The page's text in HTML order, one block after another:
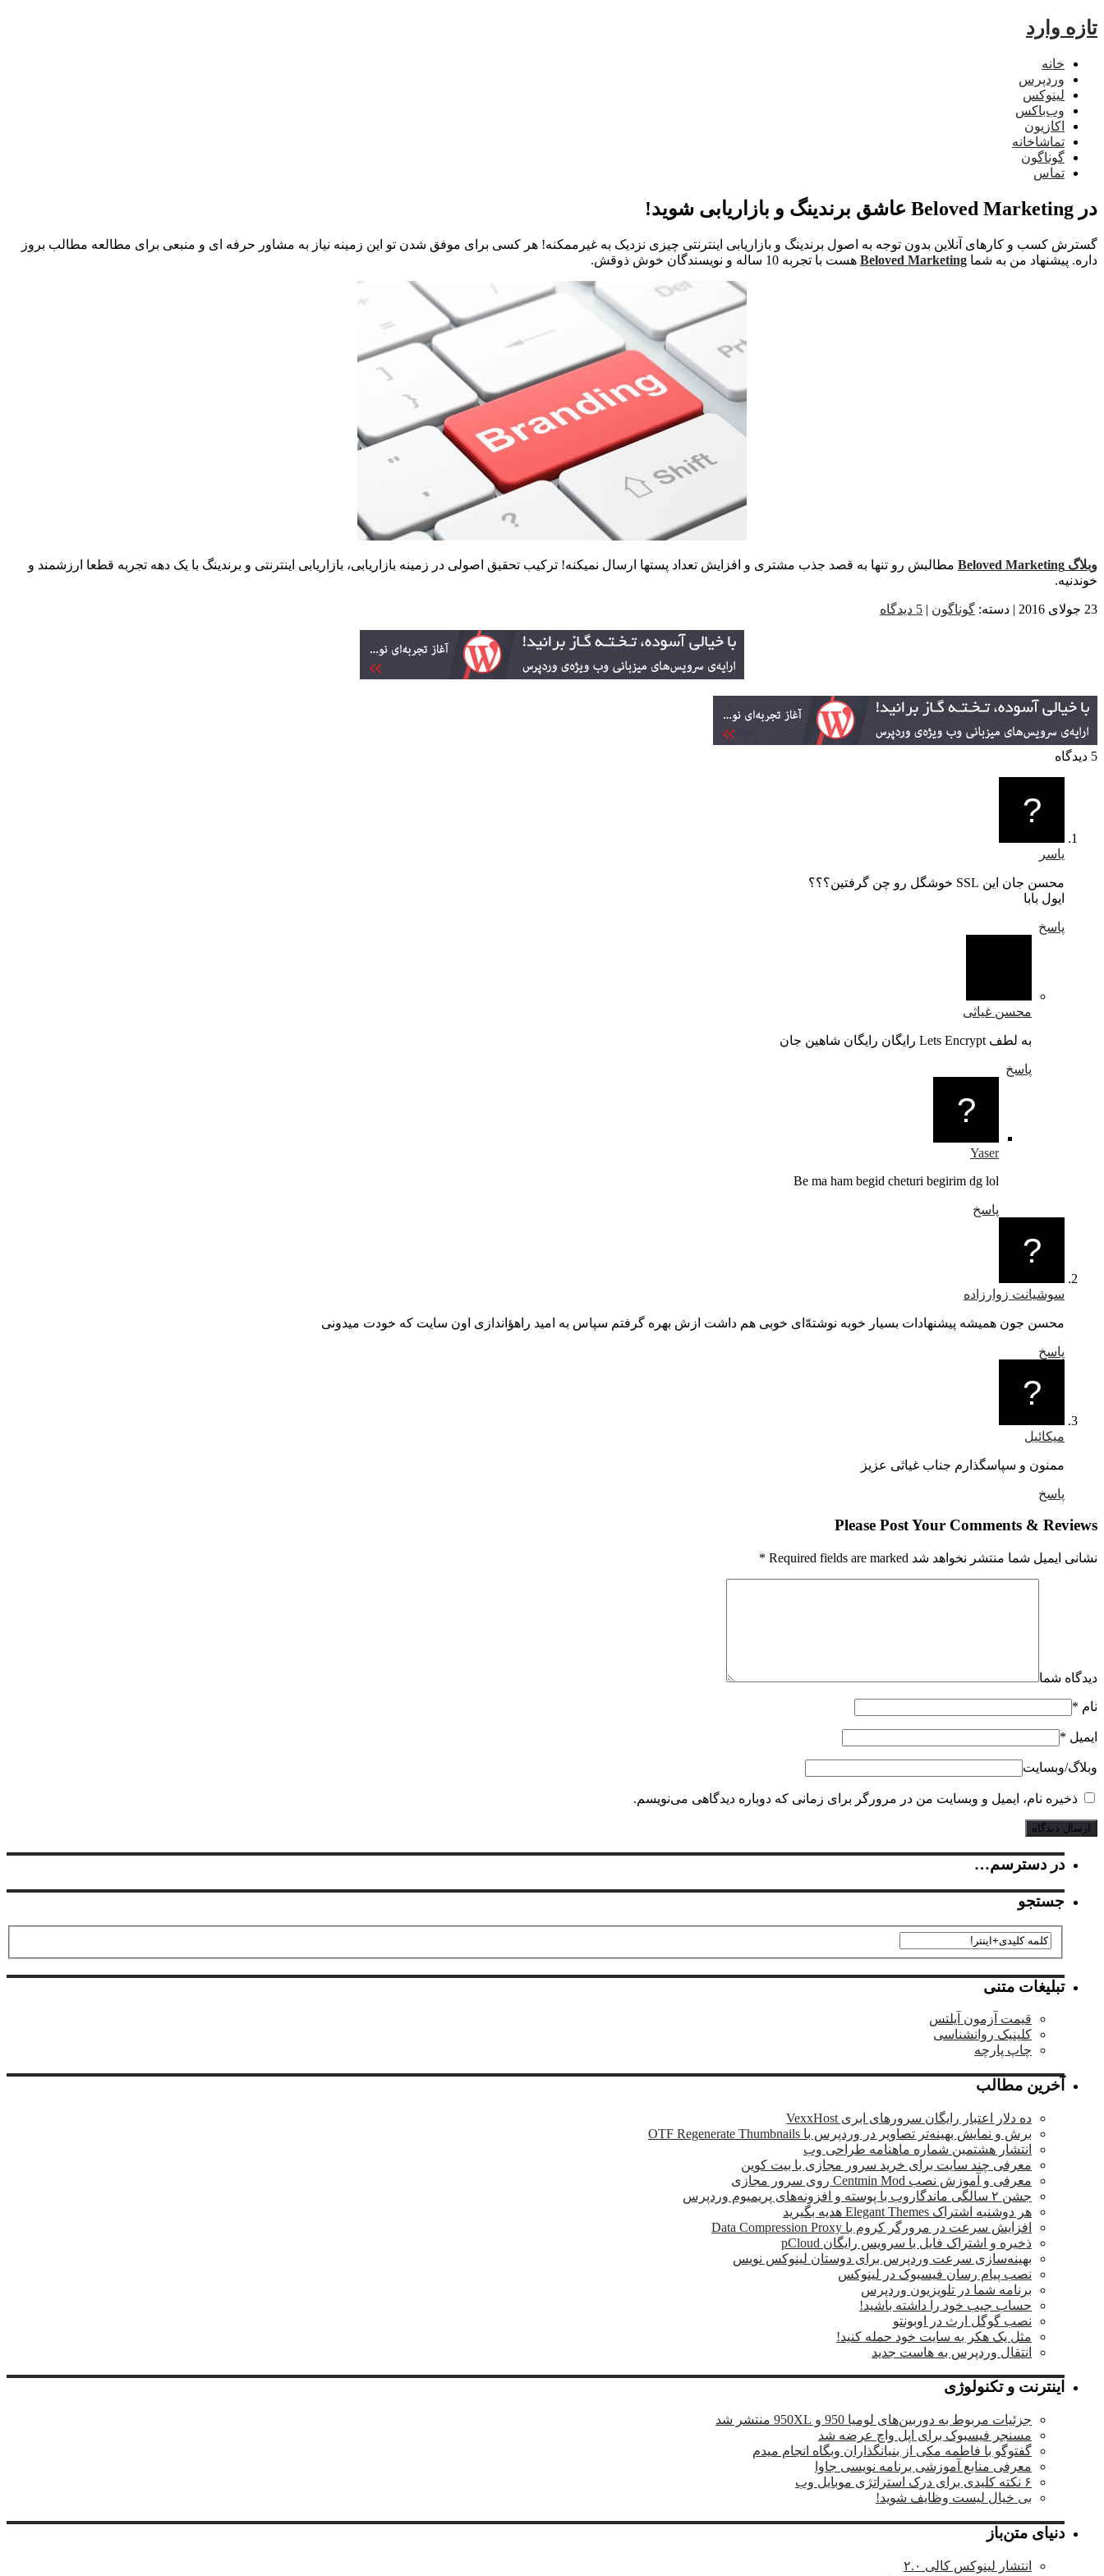
تازه وارد
خانه
وردپرس
لینوکس
وب‌باکس
اکازیون
تماشاخانه
گوناگون
تماس
در Beloved Marketing عاشق برندینگ و بازاریابی شوید!
گسترش کسب و کارهای آنلاین بدون توجه به اصول برندینگ و بازاریابی اینترنتی چیزی نزدیک به غیرممکنه! هر کسی برای موفق شدن تو این زمینه نیاز به مشاور حرفه ای و منبعی برای مطالعه مطالب بروز
داره. پیشنهاد من به شما Beloved Marketing هست با تجربه 10 ساله و نویسندگان خوش ذوقش.
وبلاگ Beloved Marketing
مطالبش رو تنها به قصد جذب مشتری و افزایش تعداد پستها ارسال نمیکنه! ترکیب تحقیق اصولی در زمینه بازاریابی، بازاریابی اینترنتی و برندینگ با یک دهه تجربه قطعا ارزشمند و
خوندنیه.
23 جولای 2016 | دسته: گوناگون | 5 دیدگاه
5 دیدگاه
یاسر
محسن جان این SSL خوشگل رو چن گرفتین؟؟؟
ایول بابا
پاسخ
محسن غیاثی
به لطف Lets Encrypt رایگان رایگان شاهین جان
پاسخ
Yaser
Be ma ham begid cheturi begirim dg lol
پاسخ
سوشیانت زوارزاده
محسن جون همیشه پیشنهادات بسیار خوبه نوشته‌ّای خوبی هم داشت ازش بهره گرفتم سپاس به امید راهؤ‌اندازی اون سایت که خودت میدونی
پاسخ
میکائیل
ممنون و سپاسگذارم جناب غیاثی عزیز
پاسخ
Please Post Your Comments & Reviews
نشانی ایمیل شما منتشر نخواهد شد Required fields are marked *
دیدگاه شما
نام *
ایمیل *
وبلاگ‌/‌وبسایت
ذخیره نام، ایمیل و وبسایت من در مرورگر برای زمانی که دوباره دیدگاهی می‌نویسم.
در دسترسم…
جستجو
تبلیغات متنی
قیمت آزمون آیلتس
کلینیک روانشناسی
چاپ پارچه
آخرین مطالب
ده دلار اعتبار رایگان سرورهای ابری VexxHost
برش و نمایش بهینه‌تر تصاویر در وردپرس با OTF Regenerate Thumbnails
انتشار هشتمین شماره ماهنامه طراحی وب
معرفی چند سایت برای خرید سرور مجازی با بیت کوین
معرفی و آموزش نصب Centmin Mod روی سرور مجازی
جشن ۲ سالگی ماندگار‌وب با پوسته و افزونه‌های پریمیوم وردپرس
هر دوشنبه اشتراک Elegant Themes هدیه بگیرید
افزایش سرعت در مرورگر کروم با Data Compression Proxy
ذخیره و اشتراک فایل با سرویس رایگان pCloud
بهینه‌سازی سرعت وردپرس برای دوستان لینوکس نویس
نصب پیام رسان فیسبوک در لینوکس
برنامه شما در تلویزیون وردپرس
حساب جیب خود را داشته باشید!
نصب گوگل ارث در اوبونتو
مثل یک هکر به سایت خود حمله کنید!
انتقال وردپرس به هاست جدید
اینترنت و تکنولوژی
جزئیات مربوط به دوربین‌های لومیا 950 و 950XL منتشر شد
مسنجر فیسبوک برای اپل واچ عرضه شد
گفتوگو با فاطمه مکی از بنیانگذاران وبگاه انجام میدم
معرفی منابع آموزشی برنامه نویسی جاوا
۶ نکته کلیدی برای درک استراتژی موبایل وب
بی خیال لیست وظایف شوید!
دنیای متن‌باز
انتشار لینوکس کالی ۲.۰